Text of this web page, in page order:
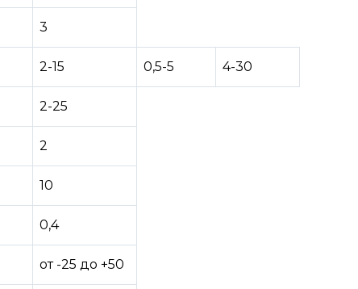
3
2-15 0,5-5 4-30
2-25
2
10
0,4
от -25 до +50